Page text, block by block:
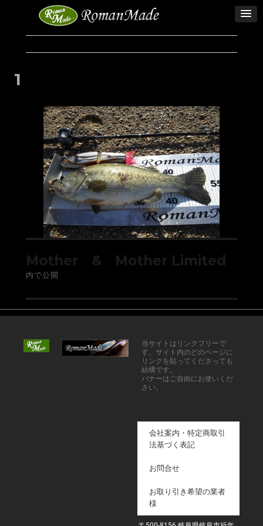
1
Mother & Mother Limited
内で公開
当サイトはリンクフリーで
す。サイト内のどのページに
リンクを貼ってくださっても
結構です。
バナーはご自由にお使いくだ
さい。
会社案内・特定商取引
法基づく表記
お問合せ
お取り引き希望の業者
様